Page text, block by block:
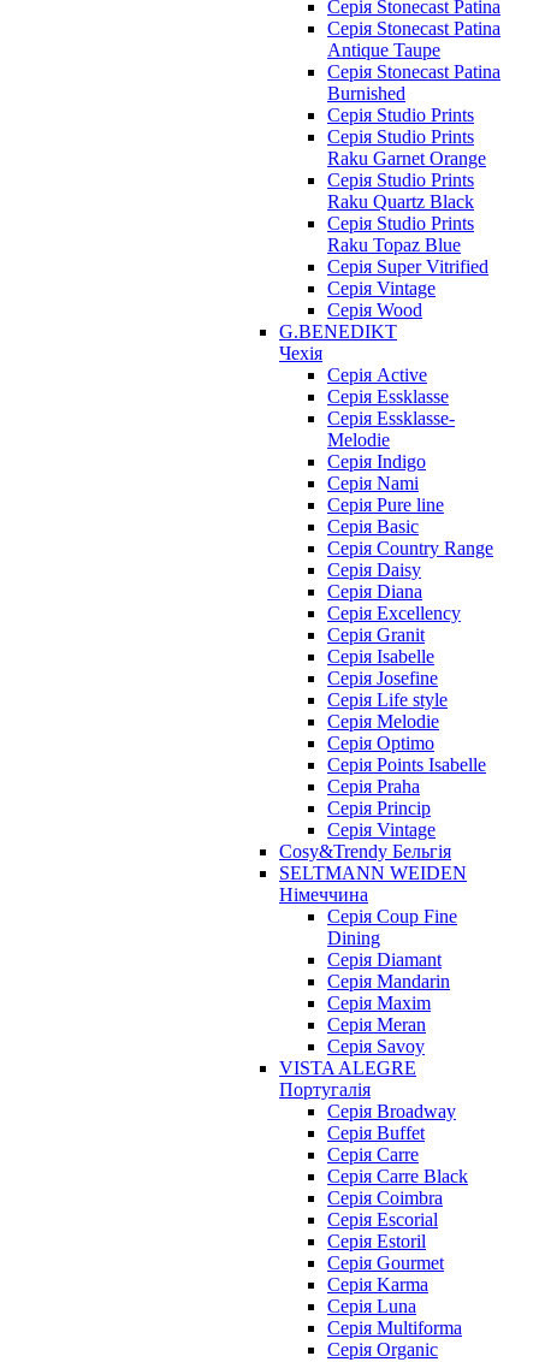
Серія Stonecast Patina
Серія Stonecast Patina
Antique Taupe
Серія Stonecast Patina
Burnished
Серія Studio Prints
Серія Studio Prints
Raku Garnet Orange
Серія Studio Prints
Raku Quartz Black
Серія Studio Prints
Raku Topaz Blue
Серія Super Vitrified
Серія Vintage
Серія Wood
G.BENEDIKT
Чехія
Cерія Active
Cерія Essklasse
Cерія Essklasse-
Melodie
Cерія Indigo
Cерія Nami
Cерія Pure line
Серія Basic
Серія Country Range
Серія Daisy
Серія Diana
Серія Excellency
Серія Granit
Серія Isabelle
Серія Josefine
Серія Life style
Серія Melodie
Серія Optimo
Серія Points Isabelle
Серія Praha
Серія Princip
Серія Vintage
Cosy&Trendy Бельгія
SELTMANN WEIDEN
Німеччина
Cерія Coup Fine
Dining
Cерія Diamant
Cерія Mandarin
Cерія Maxim
Серія Meran
Серія Savoy
VISTA ALEGRE
Португалія
Серія Broadway
Серія Buffet
Серія Carre
Серія Carre Black
Серія Coimbra
Серія Escorial
Серія Estoril
Серія Gourmet
Серія Karma
Серія Luna
Серія Multiforma
Серія Organic